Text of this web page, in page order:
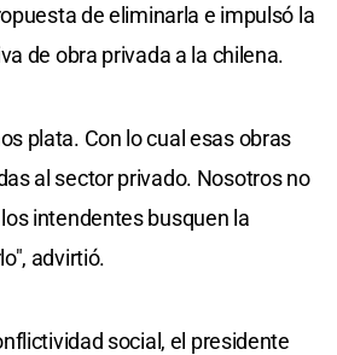
de eliminarla e impulsó la
de obra privada a la chilena.
plata. Con lo cual esas obras
al sector privado. Nosotros no
intendentes busquen la
advirtió.
social, el presidente